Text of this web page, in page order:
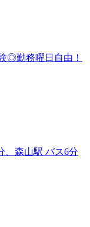
◎勤務曜日自由！
、森山駅 バス6分